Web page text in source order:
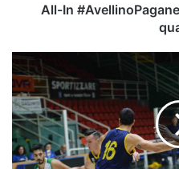
All-In
"Uniti
vinciamo":
il
Basket
Club
Irpinia
chiama